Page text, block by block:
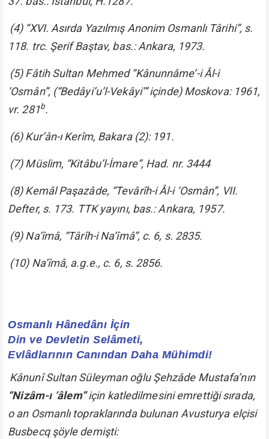
(4) “XVI. Asırda Yazılmış Anonim Osmanlı Târihi”, s.
118. trc. Şerif Baştav, bas.: Ankara, 1973.
(5) Fâtih Sultan Mehmed “Kânunnâme’-i Âl-i
‘Osmân”, (“Bedâyi’u’l-Vekâyi’” içinde) Moskova: 1961,
vr. 281b.
(6) Kur’ân-ı Kerîm, Bakara (2): 191.
(7) Müslim, “Kitâbu’l-İmare”, Had. nr. 3444
(8) Kemâl Paşazâde, “Tevârîh-i Âl-i ‘Osmân”, VII.
Defter, s. 173. TTK yayını, bas.: Ankara, 1957.
(9) Na’îmâ, “Târîh-i Na’îmâ”, c. 6, s. 2835.
(10) Na’îmâ, a.g.e., c. 6, s. 2856.
Osmanlı Hânedânı İçin
Din ve Devletin Selâmeti,
Evlâdlarının Canından Daha Mühimdi!
Kânunî Sultan Süleyman oğlu Şehzâde Mustafa’nın
“Nizâm-ı ‘âlem”için katledilmesini emrettiği sırada,
o an Osmanlı topraklarında bulunan Avusturya elçisi
Busbecq şöyle demişti: